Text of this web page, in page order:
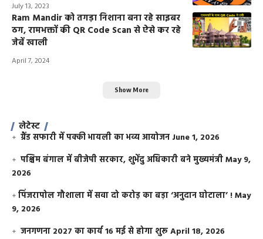
July 13, 2023
Ram Mandir को तगड़ा निशाना बना रहे साइबर
ठग, रामभक्तों की QR Code Scan से ऐसे कर रहे
जेबें खाली
April 7, 2024
Show More
लेटेस्ट
ग्रैंड सफारी में पक्की भायली का भव्य आयोजन June 1, 2026
पश्चिम बंगाल में बीजेपी सरकार, शुभेंदु अधिकारी बने मुख्यमंत्रीMay 9,
2026
​पिंजरापोल गौशाला में सवा दो करोड़ का बड़ा ‘अनुदान घोटाला’ !May
9, 2026
जनगणना 2027 का कार्य 16 मई से होगा शुरूApril 18, 2026